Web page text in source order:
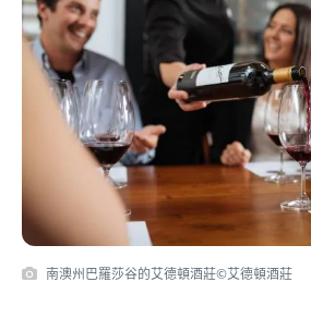
南澳州巴羅莎谷的艾德頓酒莊©艾德頓酒莊